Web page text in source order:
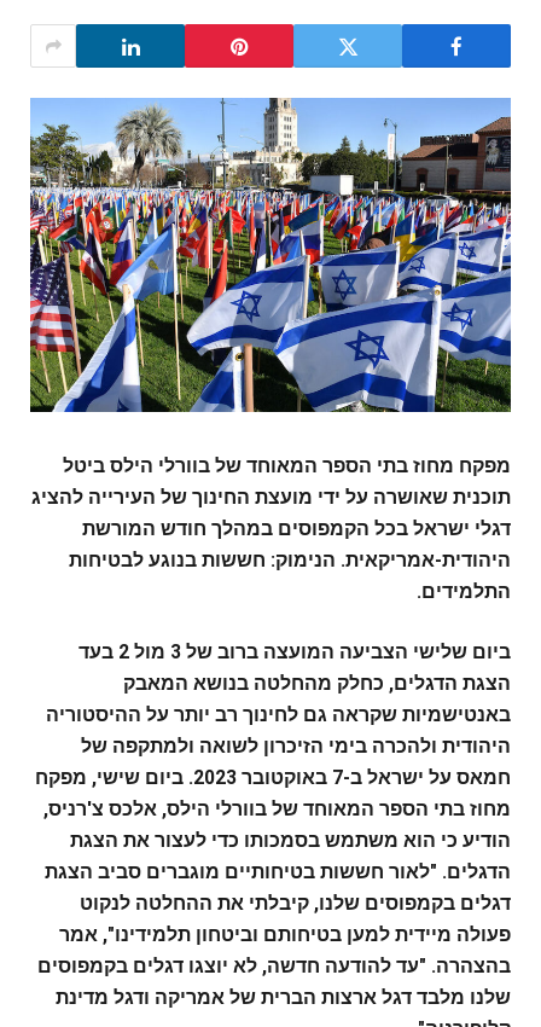
מפקח מחוז בתי הספר המאוחד של בוורלי הילס ביטל
תוכנית שאושרה על ידי מועצת החינוך של העירייה להציג
דגלי ישראל בכל הקמפוסים במהלך חודש המורשת
היהודית-אמריקאית. הנימוק: חששות בנוגע לבטיחות
התלמידים.
ביום שלישי הצביעה המועצה ברוב של 3 מול 2 בעד
הצגת הדגלים, כחלק מהחלטה בנושא המאבק
באנטישמיות שקראה גם לחינוך רב יותר על ההיסטוריה
היהודית ולהכרה בימי הזיכרון לשואה ולמתקפה של
חמאס על ישראל ב-7 באוקטובר 2023.
ביום שישי, מפקח
מחוז בתי הספר המאוחד של בוורלי הילס, אלכס צ'רניס,
הודיע כי הוא משתמש בסמכותו כדי לעצור את הצגת
הדגלים. "לאור חששות בטיחותיים מוגברים סביב הצגת
דגלים בקמפוסים שלנו, קיבלתי את ההחלטה לנקוט
פעולה מיידית למען בטיחותם וביטחון תלמידינו", אמר
בהצהרה. "עד להודעה חדשה, לא יוצגו דגלים בקמפוסים
שלנו מלבד דגל ארצות הברית של אמריקה ודגל מדינת